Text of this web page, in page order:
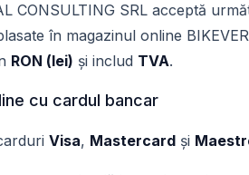
CONSULTING SRL acceptă
în magazinul online
RON (lei) și includ TVA.
cu cardul bancar
Visa, Mastercard și